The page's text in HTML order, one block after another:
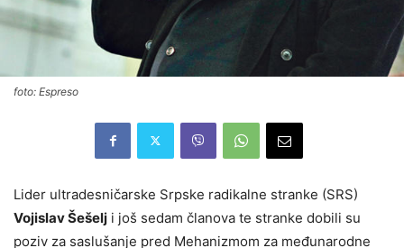
foto: Espreso
Lider ultradesničarske Srpske radikalne stranke (SRS)
Vojislav Šešelj i još sedam članova te stranke dobili su
poziv za saslušanje pred Mehanizmom za međunarodne